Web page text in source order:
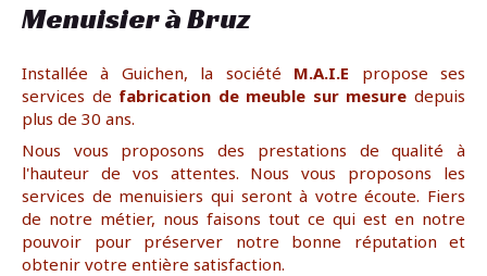
Menuisier à Bruz
Installée à Guichen, la société M.A.I.E propose ses
services de fabrication de meuble sur mesure depuis
plus de 30 ans.
Nous vous proposons des prestations de qualité à
l'hauteur de vos attentes. Nous vous proposons les
services de menuisiers qui seront à votre écoute. Fiers
de notre métier, nous faisons tout ce qui est en notre
pouvoir pour préserver notre bonne réputation et
obtenir votre entière satisfaction.